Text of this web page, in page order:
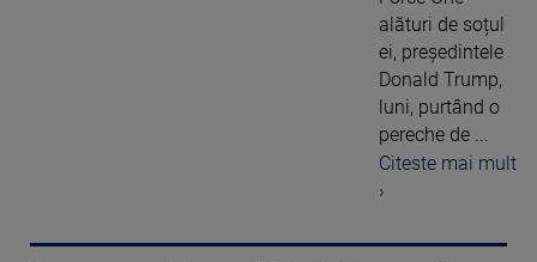
alături de soțul
ei, președintele
Donald Trump,
luni, purtând o
pereche de ...
Citeste mai mult
›